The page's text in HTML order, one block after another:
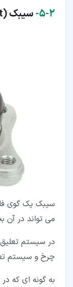
۲‏-‏۵‏- سیبک (Ball Joint)
سیبک یک گوی
می تواند در آن
در سیستم
چرخ و سیستم
به گونه ای که